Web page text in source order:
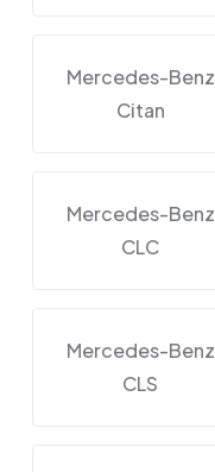
Mercedes-Benz
Citan
Mercedes-Benz
CLC
Mercedes-Benz
CLS